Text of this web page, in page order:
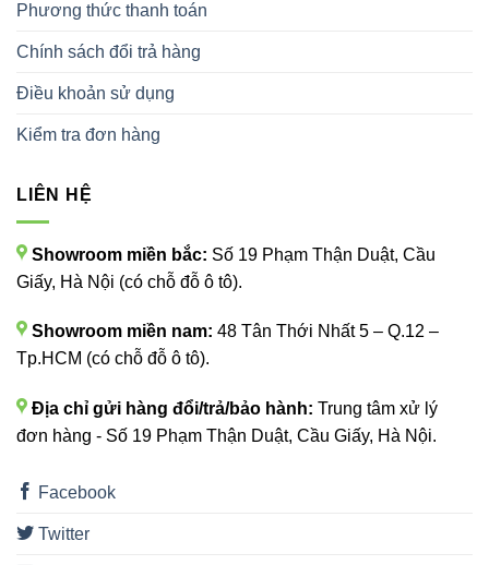
Phương thức thanh toán
Chính sách đổi trả hàng
Điều khoản sử dụng
Kiểm tra đơn hàng
LIÊN HỆ
Showroom miền bắc: Số 19 Phạm Thận Duật, Cầu
Giấy, Hà Nội (có chỗ đỗ ô tô).
Showroom miền nam: 48 Tân Thới Nhất 5 – Q.12 –
Tp.HCM (có chỗ đỗ ô tô).
Địa chỉ gửi hàng đổi/trả/bảo hành: Trung tâm xử lý
đơn hàng - Số 19 Phạm Thận Duật, Cầu Giấy, Hà Nội.
Facebook
Twitter